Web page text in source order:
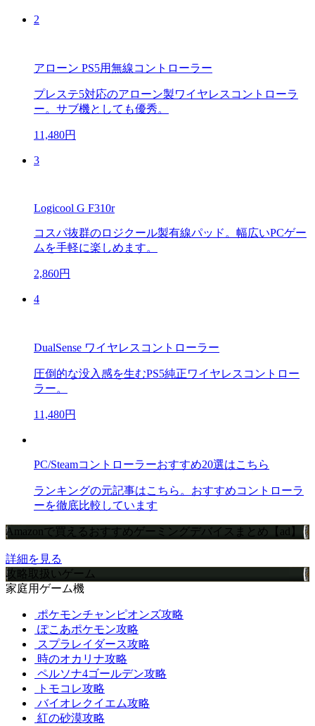
2
アローン PS5用無線コントローラー
プレステ5対応のアローン製ワイヤレスコントローラ
ー。サブ機としても優秀。
11,480円
3
Logicool G F310r
コスパ抜群のロジクール製有線パッド。幅広いPCゲー
ムを手軽に楽しめます。
2,860円
4
DualSense ワイヤレスコントローラー
圧倒的な没入感を生むPS5純正ワイヤレスコントロー
ラー。
11,480円
PC/Steamコントローラーおすすめ20選はこちら
ランキングの元記事はこちら。おすすめコントローラ
ーを徹底比較しています
Amazonで買えるおすすめゲーミングデバイスまとめ【ad】
詳細を見る
攻略取扱いゲーム
家庭用ゲーム機
ポケモンチャンピオンズ攻略
ぽこあポケモン攻略
スプラレイダース攻略
時のオカリナ攻略
ペルソナ4ゴールデン攻略
トモコレ攻略
バイオレクイエム攻略
紅の砂漠攻略